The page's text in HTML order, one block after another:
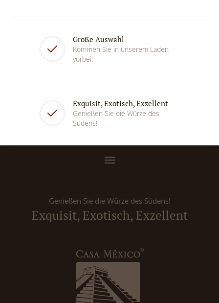
Große Auswahl
Kommen Sie in unserem Laden
vorbei!
Exquisit, Exotisch, Exzellent
Genießen Sie die Würze des
Südens!
Genießen Sie die Würze des Südens!
Exquisit, Exotisch, Exzellent